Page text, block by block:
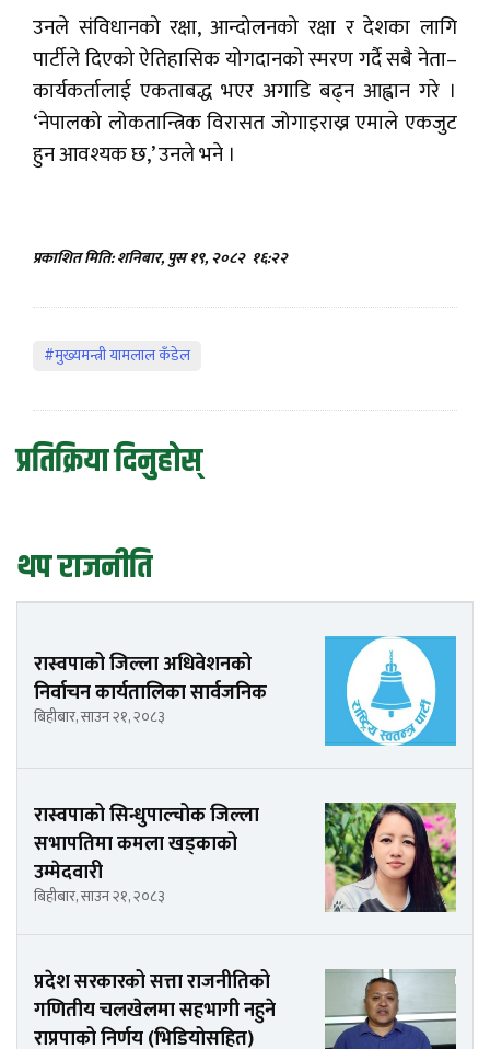
उनले संविधानको रक्षा, आन्दोलनको रक्षा र देशका लागि
पार्टीले दिएको ऐतिहासिक योगदानको स्मरण गर्दै सबै नेता–
कार्यकर्तालाई एकताबद्ध भएर अगाडि बढ्न आह्वान गरे ।
‘नेपालको लोकतान्त्रिक विरासत जोगाइराख्न एमाले एकजुट
हुन आवश्यक छ,’ उनले भने ।
प्रकाशित मिति: शनिबार, पुस १९, २०८२ १६:२२
#मुख्यमन्त्री यामलाल कँडेल
प्रतिक्रिया दिनुहोस्
थप राजनीति
रास्वपाको जिल्ला अधिवेशनको
निर्वाचन कार्यतालिका सार्वजनिक
बिहीबार, साउन २१, २०८३
रास्वपाको सिन्धुपाल्चोक जिल्ला
सभापतिमा कमला खड्काको
उम्मेदवारी
बिहीबार, साउन २१, २०८३
प्रदेश सरकारको सत्ता राजनीतिको
गणितीय चलखेलमा सहभागी नहुने
राप्रपाको निर्णय (भिडियोसहित)